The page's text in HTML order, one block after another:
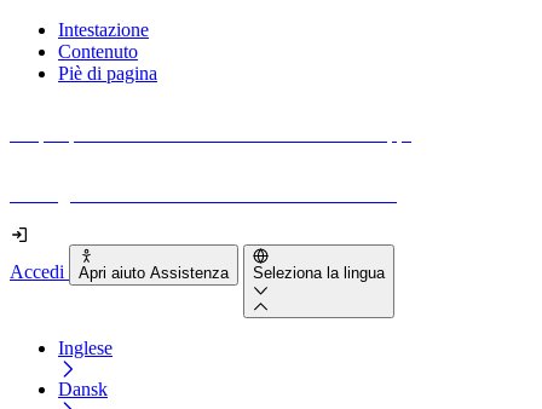
Intestazione
Contenuto
Piè di pagina
Accedi Apri aiuto Assistenza Seleziona la lingua
Inglese
Dansk